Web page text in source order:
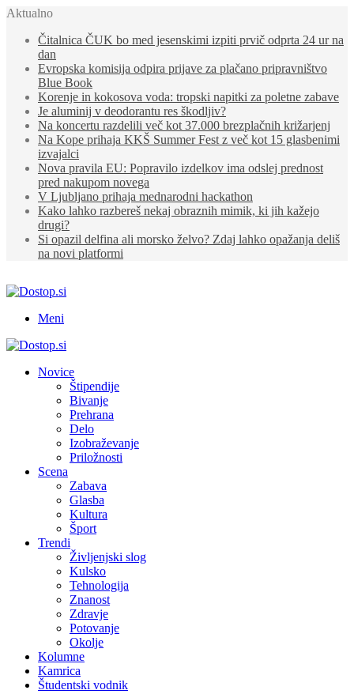
Aktualno
Čitalnica ČUK bo med jesenskimi izpiti prvič odprta 24 ur na
dan
Evropska komisija odpira prijave za plačano pripravništvo
Blue Book
Korenje in kokosova voda: tropski napitki za poletne zabave
Je aluminij v deodorantu res škodljiv?
Na koncertu razdelili več kot 37.000 brezplačnih križarjenj
Na Kope prihaja KKŠ Summer Fest z več kot 15 glasbenimi
izvajalci
Nova pravila EU: Popravilo izdelkov ima odslej prednost
pred nakupom novega
V Ljubljano prihaja mednarodni hackathon
Kako lahko razbereš nekaj obraznih mimik, ki jih kažejo
drugi?
Si opazil delfina ali morsko želvo? Zdaj lahko opažanja deliš
na novi platformi
Meni
Novice
Štipendije
Bivanje
Prehrana
Delo
Izobraževanje
Priložnosti
Scena
Zabava
Glasba
Kultura
Šport
Trendi
Življenjski slog
Kulsko
Tehnologija
Znanost
Zdravje
Potovanje
Okolje
Kolumne
Kamrica
Študentski vodnik